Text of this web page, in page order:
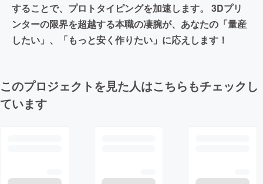
することで、プロトタイピングを加速します。 3Dプリ
ンターの限界を超越する本職の凄腕が、あなたの「量産
したい」、「もっと安く作りたい」に応えします！
このプロジェクトを見た人はこちらもチェックし
ています